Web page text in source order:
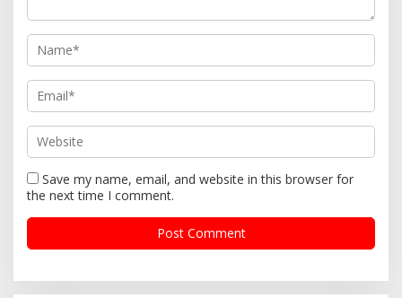
Save my name, email, and website in this browser for
the next time I comment.